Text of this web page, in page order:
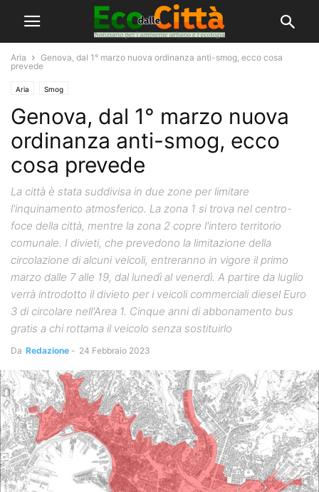
Aria
Genova, dal 1° marzo nuova ordinanza anti-smog, ecco cosa
prevede
Aria Smog
Genova, dal 1° marzo nuova
ordinanza anti-smog, ecco
cosa prevede
La città è stata suddivisa in due zone per limitare
l'inquinamento atmosferico. La zona 1 si trova nel centro-
foce della città, mentre la zona 2 copre l'intero territorio
comunale. I divieti, che prevedono la limitazione della
circolazione di alcuni veicoli, entreranno in vigore il primo
marzo dalle 7 alle 19, dal lunedì al venerdì. A partire da luglio
verrà introdotto il divieto per i veicoli commerciali diesel Euro
3 di circolare nell'Area 1. Cinque anni di abbonamento bus
gratis a chi rottama il veicolo senza sostituirlo
Da Redazione - 24 Febbraio 2023